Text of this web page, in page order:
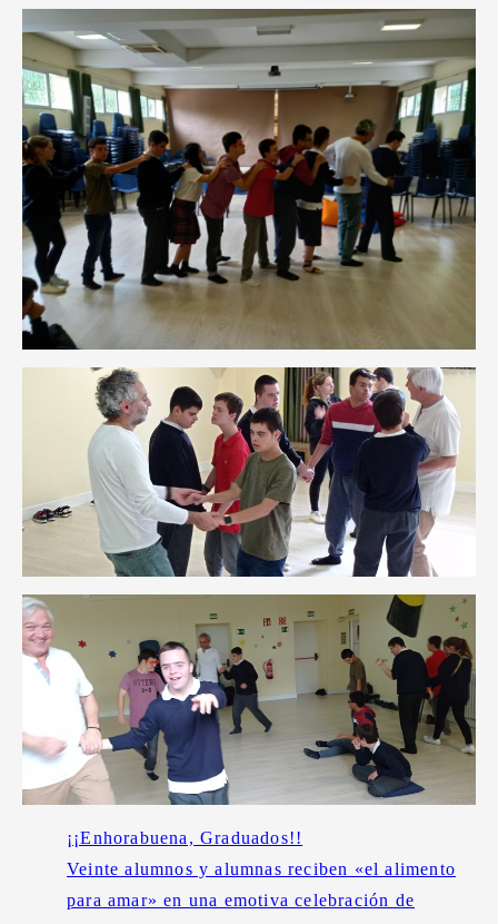
¡¡Enhorabuena, Graduados!!
Veinte alumnos y alumnas reciben «el alimento
para amar» en una emotiva celebración de